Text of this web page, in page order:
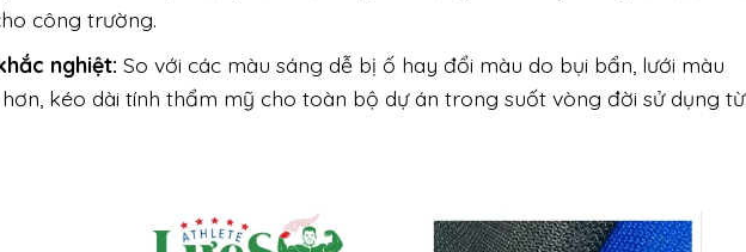
công trường.
nghiệt: So với các màu sáng dễ bị ố hay đổi màu do bụi bẩn, lưới màu
kéo dài tính thẩm mỹ cho toàn bộ dự án trong suốt vòng đời sử dụng từ